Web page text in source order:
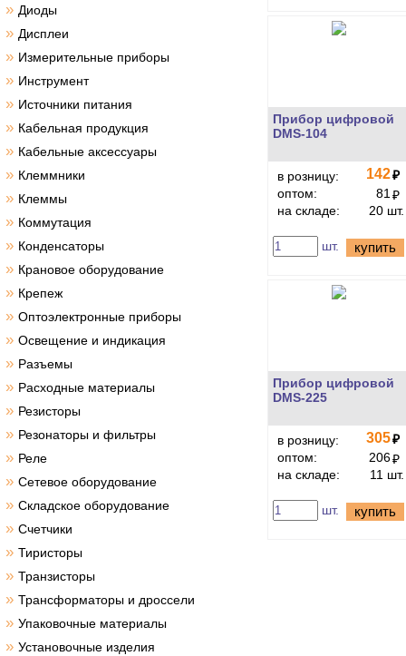
» Диоды
» Дисплеи
» Измерительные приборы
» Инструмент
» Источники питания
» Кабельная продукция
» Кабельные аксессуары
» Клеммники
» Клеммы
» Коммутация
» Конденсаторы
» Крановое оборудование
» Крепеж
» Оптоэлектронные приборы
» Освещение и индикация
» Разъемы
» Расходные материалы
» Резисторы
» Резонаторы и фильтры
» Реле
» Сетевое оборудование
» Складское оборудование
» Счетчики
» Тиристоры
» Транзисторы
» Трансформаторы и дроссели
» Упаковочные материалы
» Установочные изделия
Прибор цифровой
DMS-104
в розницу: 142₽
оптом:
81 ₽
на складе:
20 шт.
шт. купить
Прибор цифровой
DMS-225
в розницу: 305₽
оптом:
206₽
на складе:
11 шт.
шт. купить